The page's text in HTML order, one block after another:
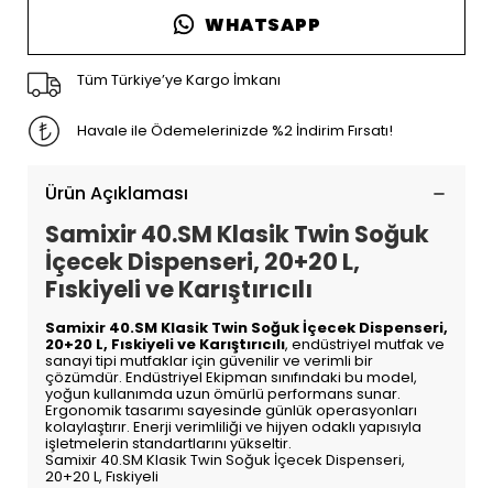
WHATSAPP
Tüm Türkiye’ye Kargo İmkanı
Havale ile Ödemelerinizde %2 İndirim Fırsatı!
Ürün Açıklaması
Samixir 40.SM Klasik Twin Soğuk
İçecek Dispenseri, 20+20 L,
Fıskiyeli ve Karıştırıcılı
Samixir 40.SM Klasik Twin Soğuk İçecek Dispenseri,
20+20 L, Fıskiyeli ve Karıştırıcılı, endüstriyel mutfak ve
sanayi tipi mutfaklar için güvenilir ve verimli bir
çözümdür. Endüstriyel Ekipman sınıfındaki bu model,
yoğun kullanımda uzun ömürlü performans sunar.
Ergonomik tasarımı sayesinde günlük operasyonları
kolaylaştırır. Enerji verimliliği ve hijyen odaklı yapısıyla
işletmelerin standartlarını yükseltir.
Samixir 40.SM Klasik Twin Soğuk İçecek Dispenseri,
20+20 L, Fıskiyeli